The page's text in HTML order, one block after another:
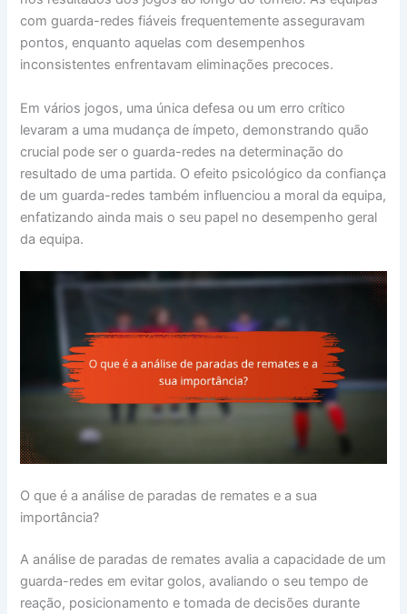
com guarda-redes fiáveis frequentemente asseguravam
pontos, enquanto aquelas com desempenhos
inconsistentes enfrentavam eliminações precoces.
Em vários jogos, uma única defesa ou um erro crítico
levaram a uma mudança de ímpeto, demonstrando quão
crucial pode ser o guarda-redes na determinação do
resultado de uma partida. O efeito psicológico da confiança
de um guarda-redes também influenciou a moral da equipa,
enfatizando ainda mais o seu papel no desempenho geral
da equipa.
O que é a análise de paradas de remates e a sua
importância?
A análise de paradas de remates avalia a capacidade de um
guarda-redes em evitar golos, avaliando o seu tempo de
reação, posicionamento e tomada de decisões durante